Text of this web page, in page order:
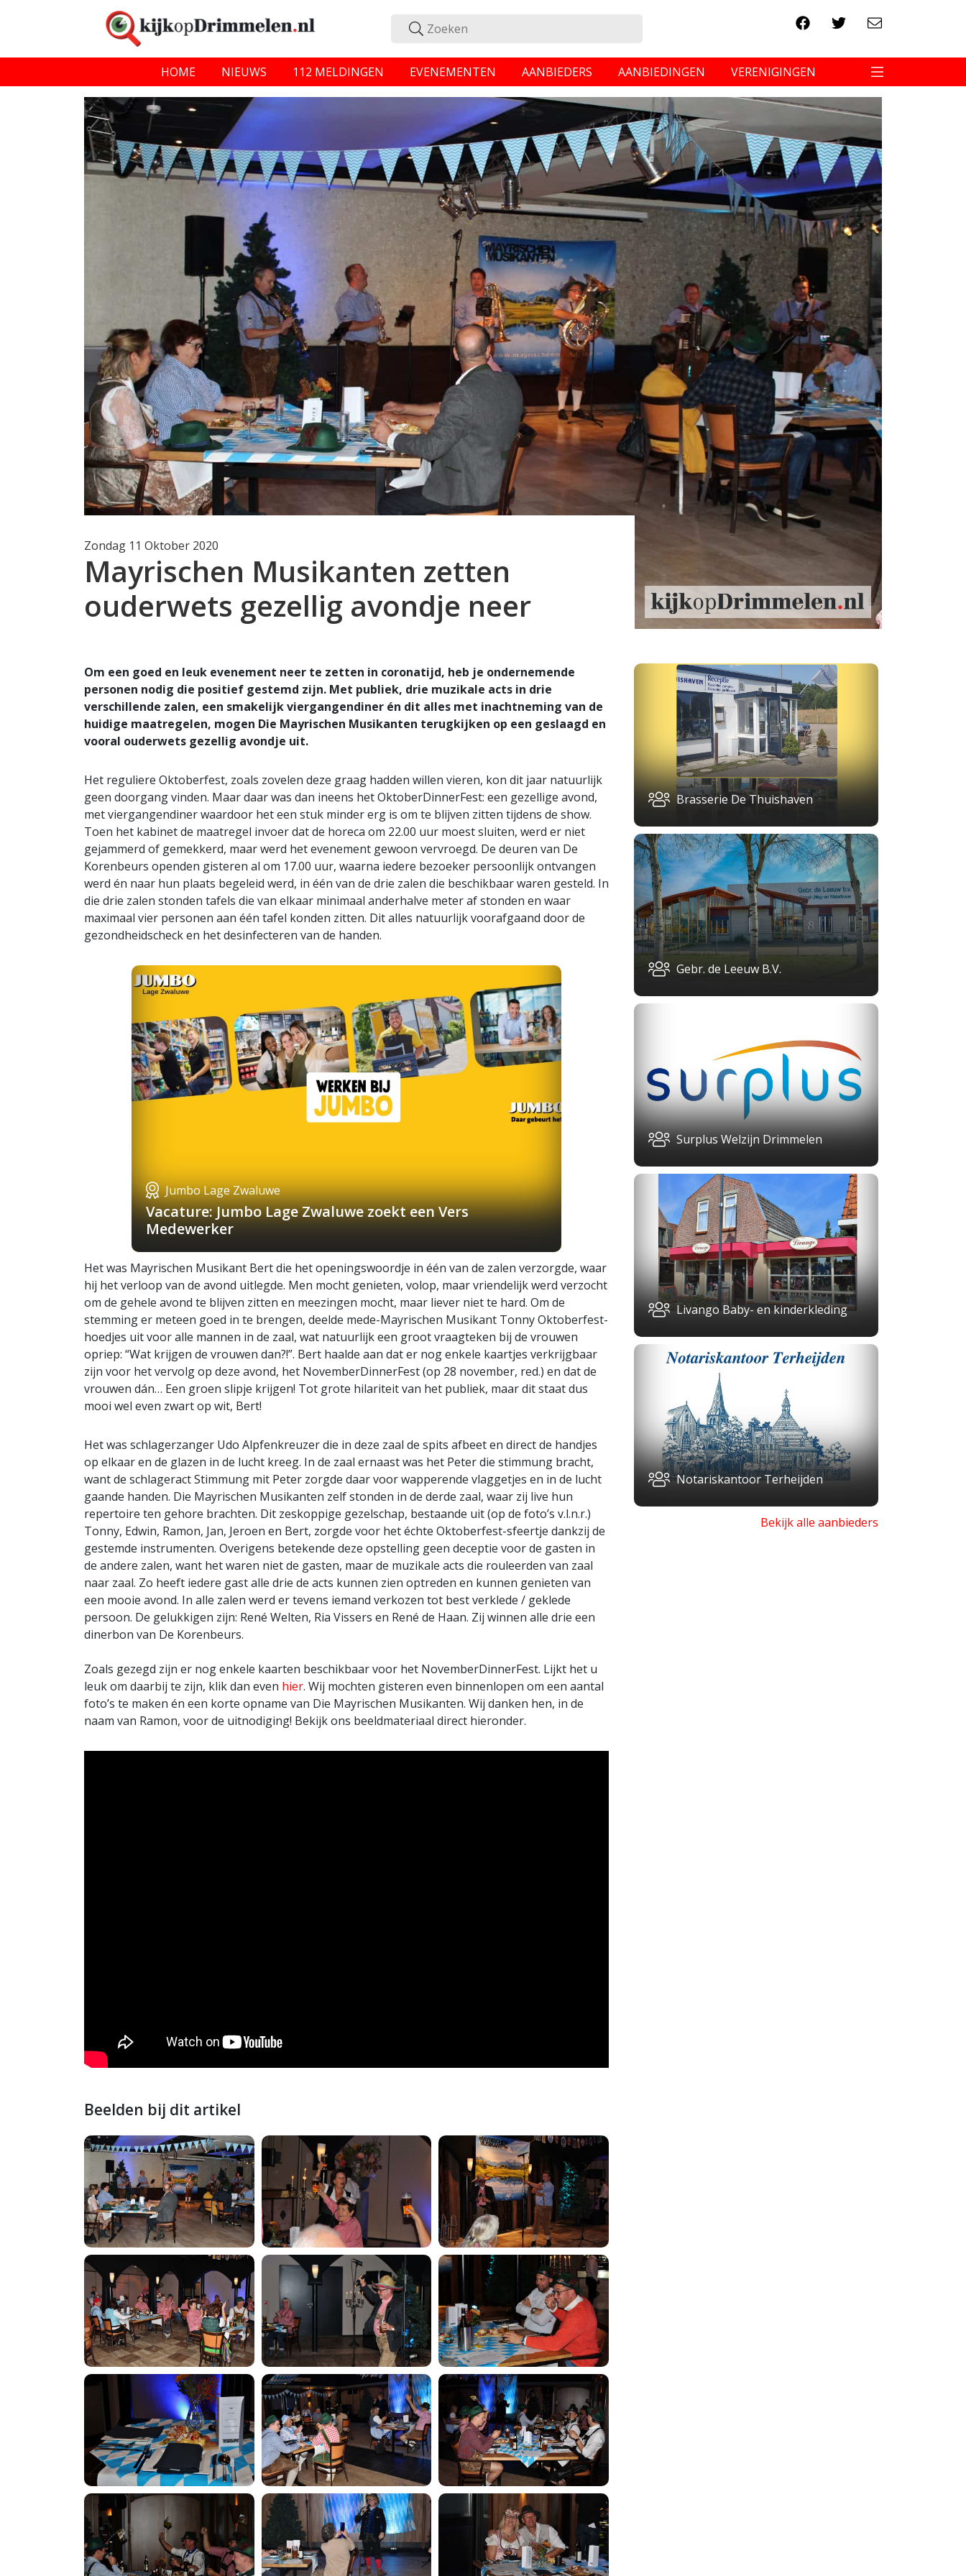
HOME NIEUWS 112 MELDINGEN EVENEMENTEN AANBIEDERS AANBIEDINGEN VERENIGINGEN
Zondag 11 Oktober 2020
Mayrischen Musikanten zetten
ouderwets gezellig avondje neer
Om een goed en leuk evenement neer te zetten in coronatijd, heb je ondernemende
personen nodig die positief gestemd zijn. Met publiek, drie muzikale acts in drie
verschillende zalen, een smakelijk viergangendiner én dit alles met inachtneming van de
huidige maatregelen, mogen Die Mayrischen Musikanten terugkijken op een geslaagd en
vooral ouderwets gezellig avondje uit.
Het reguliere Oktoberfest, zoals zovelen deze graag hadden willen vieren, kon dit jaar natuurlijk
geen doorgang vinden. Maar daar was dan ineens het OktoberDinnerFest: een gezellige avond,
met viergangendiner waardoor het een stuk minder erg is om te blijven zitten tijdens de show.
Toen het kabinet de maatregel invoer dat de horeca om 22.00 uur moest sluiten, werd er niet
gejammerd of gemekkerd, maar werd het evenement gewoon vervroegd. De deuren van De
Korenbeurs openden gisteren al om 17.00 uur, waarna iedere bezoeker persoonlijk ontvangen
werd én naar hun plaats begeleid werd, in één van de drie zalen die beschikbaar waren gesteld. In
die drie zalen stonden tafels die van elkaar minimaal anderhalve meter af stonden en waar
maximaal vier personen aan één tafel konden zitten. Dit alles natuurlijk voorafgaand door de
gezondheidscheck en het desinfecteren van de handen.
Jumbo Lage Zwaluwe
Vacature: Jumbo Lage Zwaluwe zoekt een Vers
Medewerker
Het was Mayrischen Musikant Bert die het openingswoordje in één van de zalen verzorgde, waar
hij het verloop van de avond uitlegde. Men mocht genieten, volop, maar vriendelijk werd verzocht
om de gehele avond te blijven zitten en meezingen mocht, maar liever niet te hard. Om de
stemming er meteen goed in te brengen, deelde mede-Mayrischen Musikant Tonny Oktoberfest-
hoedjes uit voor alle mannen in de zaal, wat natuurlijk een groot vraagteken bij de vrouwen
opriep: “Wat krijgen de vrouwen dan?!”. Bert haalde aan dat er nog enkele kaartjes verkrijgbaar
zijn voor het vervolg op deze avond, het NovemberDinnerFest (op 28 november, red.) en dat de
vrouwen dán… Een groen slipje krijgen! Tot grote hilariteit van het publiek, maar dit staat dus
mooi wel even zwart op wit, Bert!
Het was schlagerzanger Udo Alpfenkreuzer die in deze zaal de spits afbeet en direct de handjes
op elkaar en de glazen in de lucht kreeg. In de zaal ernaast was het Peter die stimmung bracht,
want de schlageract Stimmung mit Peter zorgde daar voor wapperende vlaggetjes en in de lucht
gaande handen. Die Mayrischen Musikanten zelf stonden in de derde zaal, waar zij live hun
repertoire ten gehore brachten. Dit zeskoppige gezelschap, bestaande uit (op de foto’s v.l.n.r.)
Tonny, Edwin, Ramon, Jan, Jeroen en Bert, zorgde voor het échte Oktoberfest-sfeertje dankzij de
gestemde instrumenten. Overigens betekende deze opstelling geen deceptie voor de gasten in
de andere zalen, want het waren niet de gasten, maar de muzikale acts die rouleerden van zaal
naar zaal. Zo heeft iedere gast alle drie de acts kunnen zien optreden en kunnen genieten van
een mooie avond. In alle zalen werd er tevens iemand verkozen tot best verklede / geklede
persoon. De gelukkigen zijn: René Welten, Ria Vissers en René de Haan. Zij winnen alle drie een
dinerbon van De Korenbeurs.
Zoals gezegd zijn er nog enkele kaarten beschikbaar voor het NovemberDinnerFest. Lijkt het u
leuk om daarbij te zijn, klik dan even hier. Wij mochten gisteren even binnenlopen om een aantal
foto’s te maken én een korte opname van Die Mayrischen Musikanten. Wij danken hen, in de
naam van Ramon, voor de uitnodiging! Bekijk ons beeldmateriaal direct hieronder.
Beelden bij dit artikel
Brasserie De Thuishaven
Gebr. de Leeuw B.V.
Surplus Welzijn Drimmelen
Livango Baby- en kinderkleding
Notariskantoor Terheijden
Bekijk alle aanbieders